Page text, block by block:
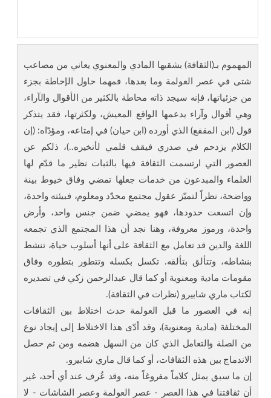
المهموم بـ(الثقافة) بشقيها المادي والمعنوي يعاني من مصاعب
شتى في عصر العولمة وما بعدها، فمهما حاول الإحاطة بجزء
من جزئياتها، فإنه سيجد ذاته محاطة بالكثير من الأقوال والآراء،
وهي أقوال وآراء يدعمها الواقع المعيش، ولكثرتها، فقد يتذكر
قول (ابن المقفع) الذي أورده (ابن حيان) في إمتاعه، ومؤدّاه: (إن
الكلام يزدحم في صدري فيقف قلمي لأتخيره..)، ذلكم عن
العصور التي ارتسمت الثقافة فيها بالثبات نظير ما قدّم لها
العلماء والمبدعون من خدمات جعلها تمضي وفاق خيوط بينة
وواضحة، نظراً لتميّز عقول مجتمع محدّد ومعلوم، فبيئته واحدة،
وإن اتسعت حدودها، فهو يمضي ضمن جنس واحد، وأرض
واحدة، ورموز معروفة، وهنا نجد أن هذا المجتمع الذي تجمعه
اللغة والدين قد تعامل مع الثقافة على أنها أسلوب حياة، تنشط
بنشاطه، وتتألق بتألقه. تكسل بكسله وتتطور بتطوره وفاق
مقومات مادية ومعنوية أو كما قال عبدالرحمن زكي في تصديره
لكتاب ماري شابيرو (نظرات في الثقافة).
إنه في العصور ما قبل العولمة حدث اختلاط بين الثقافات
المختلفة (مادية ومعنوية)، وقد أدّى هذا الاختلاط إلى إيجاد نوع
من الصلة والتعامل الذي كان من السهل هضمه ومن ثم حصل
الاندماج بين هذه الثقافات، أو كما قال ماري شابيرو.
إن ما سبق يمثل كلاماً مفروغاً منه، وقد عُرف عند أي أحد، غير
أن ثقافتنا في هذا العصر - عصر العولمة وعصر الشاشات - لا